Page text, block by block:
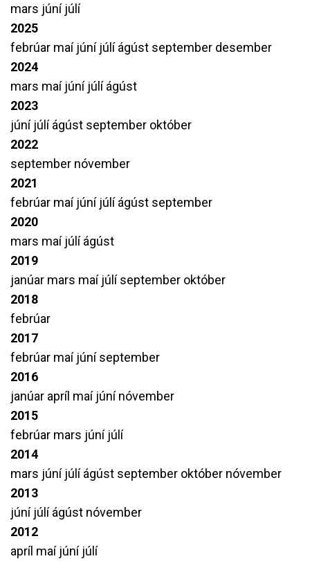
mars júní júlí
2025
febrúar maí júní júlíágúst september desember
2024
mars maí júní júlíágúst
2023
júní júlíágúst september október
2022
september nóvember
2021
febrúar maí júní júlíágúst september
2020
mars maí júlíágúst
2019
janúar mars maí júlíseptember október
2018
febrúar
2017
febrúar maí júníseptember
2016
janúar apríl maí júnínóvember
2015
febrúar mars júní júlí
2014
mars júní júlíágúst september október nóvember
2013
júní júlíágúst nóvember
2012
apríl maí júní júlí